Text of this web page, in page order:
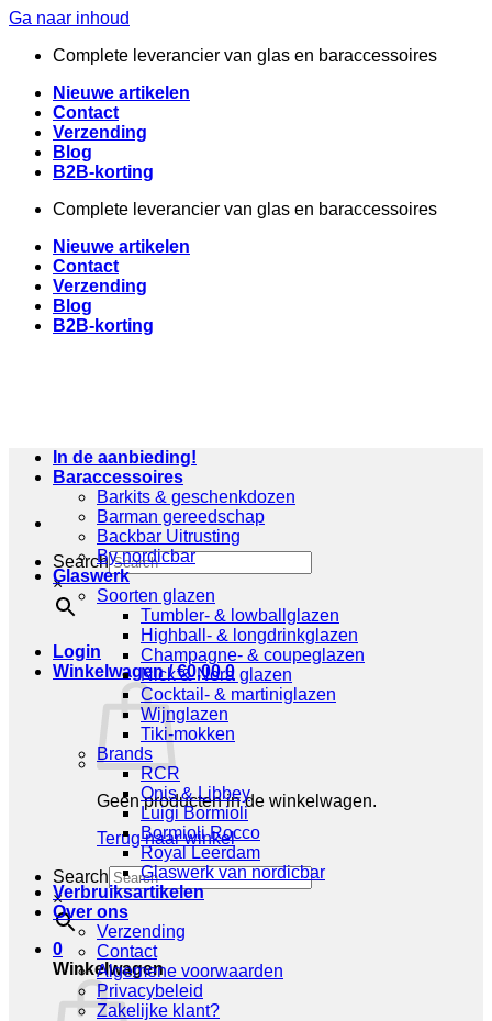
Ga naar inhoud
Complete leverancier van glas en baraccessoires
Nieuwe artikelen
Contact
Verzending
Blog
B2B-korting
Complete leverancier van glas en baraccessoires
Nieuwe artikelen
Contact
Verzending
Blog
B2B-korting
Search
×
Login
Winkelwagen /€0,00 0
Geen producten in de winkelwagen.
Terug naar winkel
Search
×
0
Winkelwagen
In de aanbieding!
Baraccessoires
Barkits & geschenkdozen
Barman gereedschap
Backbar Uitrusting
By nordicbar
Glaswerk
Soorten glazen
Tumbler- & lowballglazen
Highball- & longdrinkglazen
Champagne- & coupeglazen
Nick & Nora glazen
Cocktail- & martiniglazen
Wijnglazen
Tiki-mokken
Brands
RCR
Onis & Libbey
Luigi Bormioli
Bormioli Rocco
Royal Leerdam
Glaswerk van nordicbar
Verbruiksartikelen
Over ons
Verzending
Contact
Algemene voorwaarden
Privacybeleid
Zakelijke klant?